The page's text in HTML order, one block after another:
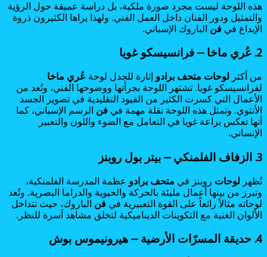
هذه اللوحة ليست مجرد صورة ملكية، بل دراسة عميقة حول الرؤية
والتمثيل ودور الفنان داخل العمل الفني. ولهذا يراها الكثيرون ذروة
الإبداع في فن الباروك الإسباني.
2. عُري ماخا – فرانسيسكو غويا
من أكثر لوحات متحف برادو إثارة للجدل لوحة عُري ماخا
لفرانسيسكو غويا. تشتهر اللوحة بجرأتها ووضوحها الفني، وتُعد من
الأعمال التي كسرت الكثير من القيود التقليدية في تصوير الجسد
الأنثوي. وتمثل هذه اللوحة نقلة مهمة في فن الرسم الإسباني، كما
أنها تعكس براعة غويا في التعامل مع الضوء واللون والتعبير
الإنساني.
3. الزفاف الفلمنكي – بيتر بول روبنز
تُظهر لوحات روبنز في متحف برادو عظمة المدرسة الفلمنكية،
وتبرز من بينها أعمال مليئة بالحركة والحيوية والدراما البصرية. وتُعد
لوحاته مثالاً رائعاً على القوة التعبيرية في فن الباروك، حيث تتداخل
الألوان الغنية مع التكوينات الديناميكية لتخلق مشاهد آسرة للنظر.
4. حديقة المسرّات الأرضية – هيرونيموس بوش